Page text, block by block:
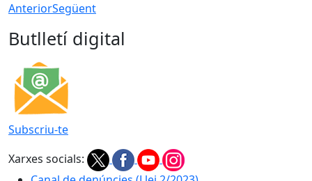
AnteriorSegüent
Butlletí digital
Subscriu-te
Xarxes socials: